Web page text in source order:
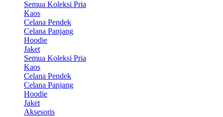
Semua Koleksi Pria
Kaos
Celana Pendek
Celana Panjang
Hoodie
Jaket
Semua Koleksi Pria
Kaos
Celana Pendek
Celana Panjang
Hoodie
Jaket
Aksesoris